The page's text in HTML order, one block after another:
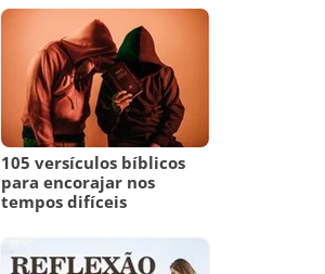
105 versículos bíblicos
para encorajar nos
tempos difíceis